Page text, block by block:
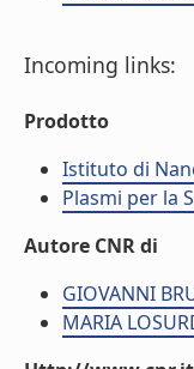
Incoming links:
Prodotto
Istituto di
Plasmi per la
Autore CNR di
GIOVANNI
MARIA